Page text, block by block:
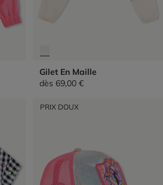
Gilet En Maille
dès 69,00 €
PRIX DOUX